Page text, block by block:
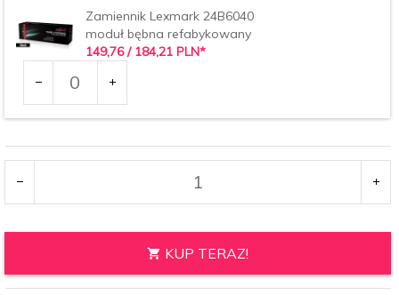
Zamiennik Lexmark 24B6040
moduł bębna refabykowany
149,76 / 184,21 PLN*
dla
produktu
33894
KUP TERAZ!